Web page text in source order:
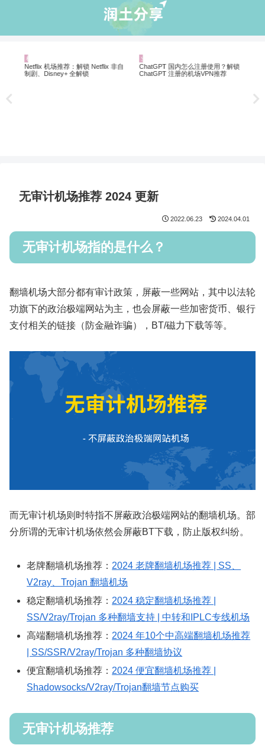
机场推荐 业界资讯
无审计机场推荐 2024 更新
2022.06.23 2024.04.01
无审计机场指的是什么？
翻墙机场大部分都有审计政策，屏蔽一些网站，其中以法轮
功旗下的政治极端网站为主，也会屏蔽一些加密货币、银行
支付相关的链接（防金融诈骗），BT/磁力下载等等。
而无审计机场则时特指不屏蔽政治极端网站的翻墙机场。部
分所谓的无审计机场依然会屏蔽BT下载，防止版权纠纷。
老牌翻墙机场推荐： 2024 老牌翻墙机场推荐 | SS、
V2ray、Trojan 翻墙机场
稳定翻墙机场推荐： 2024 稳定翻墙机场推荐 |
SS/V2ray/Trojan 多种翻墙支持 | 中转和IPLC专线机场
高端翻墙机场推荐： 2024 年10个中高端翻墙机场推荐
| SS/SSR/V2ray/Trojan 多种翻墙协议
便宜翻墙机场推荐： 2024 便宜翻墙机场推荐 |
Shadowsocks/V2ray/Trojan翻墙节点购买
无审计机场推荐